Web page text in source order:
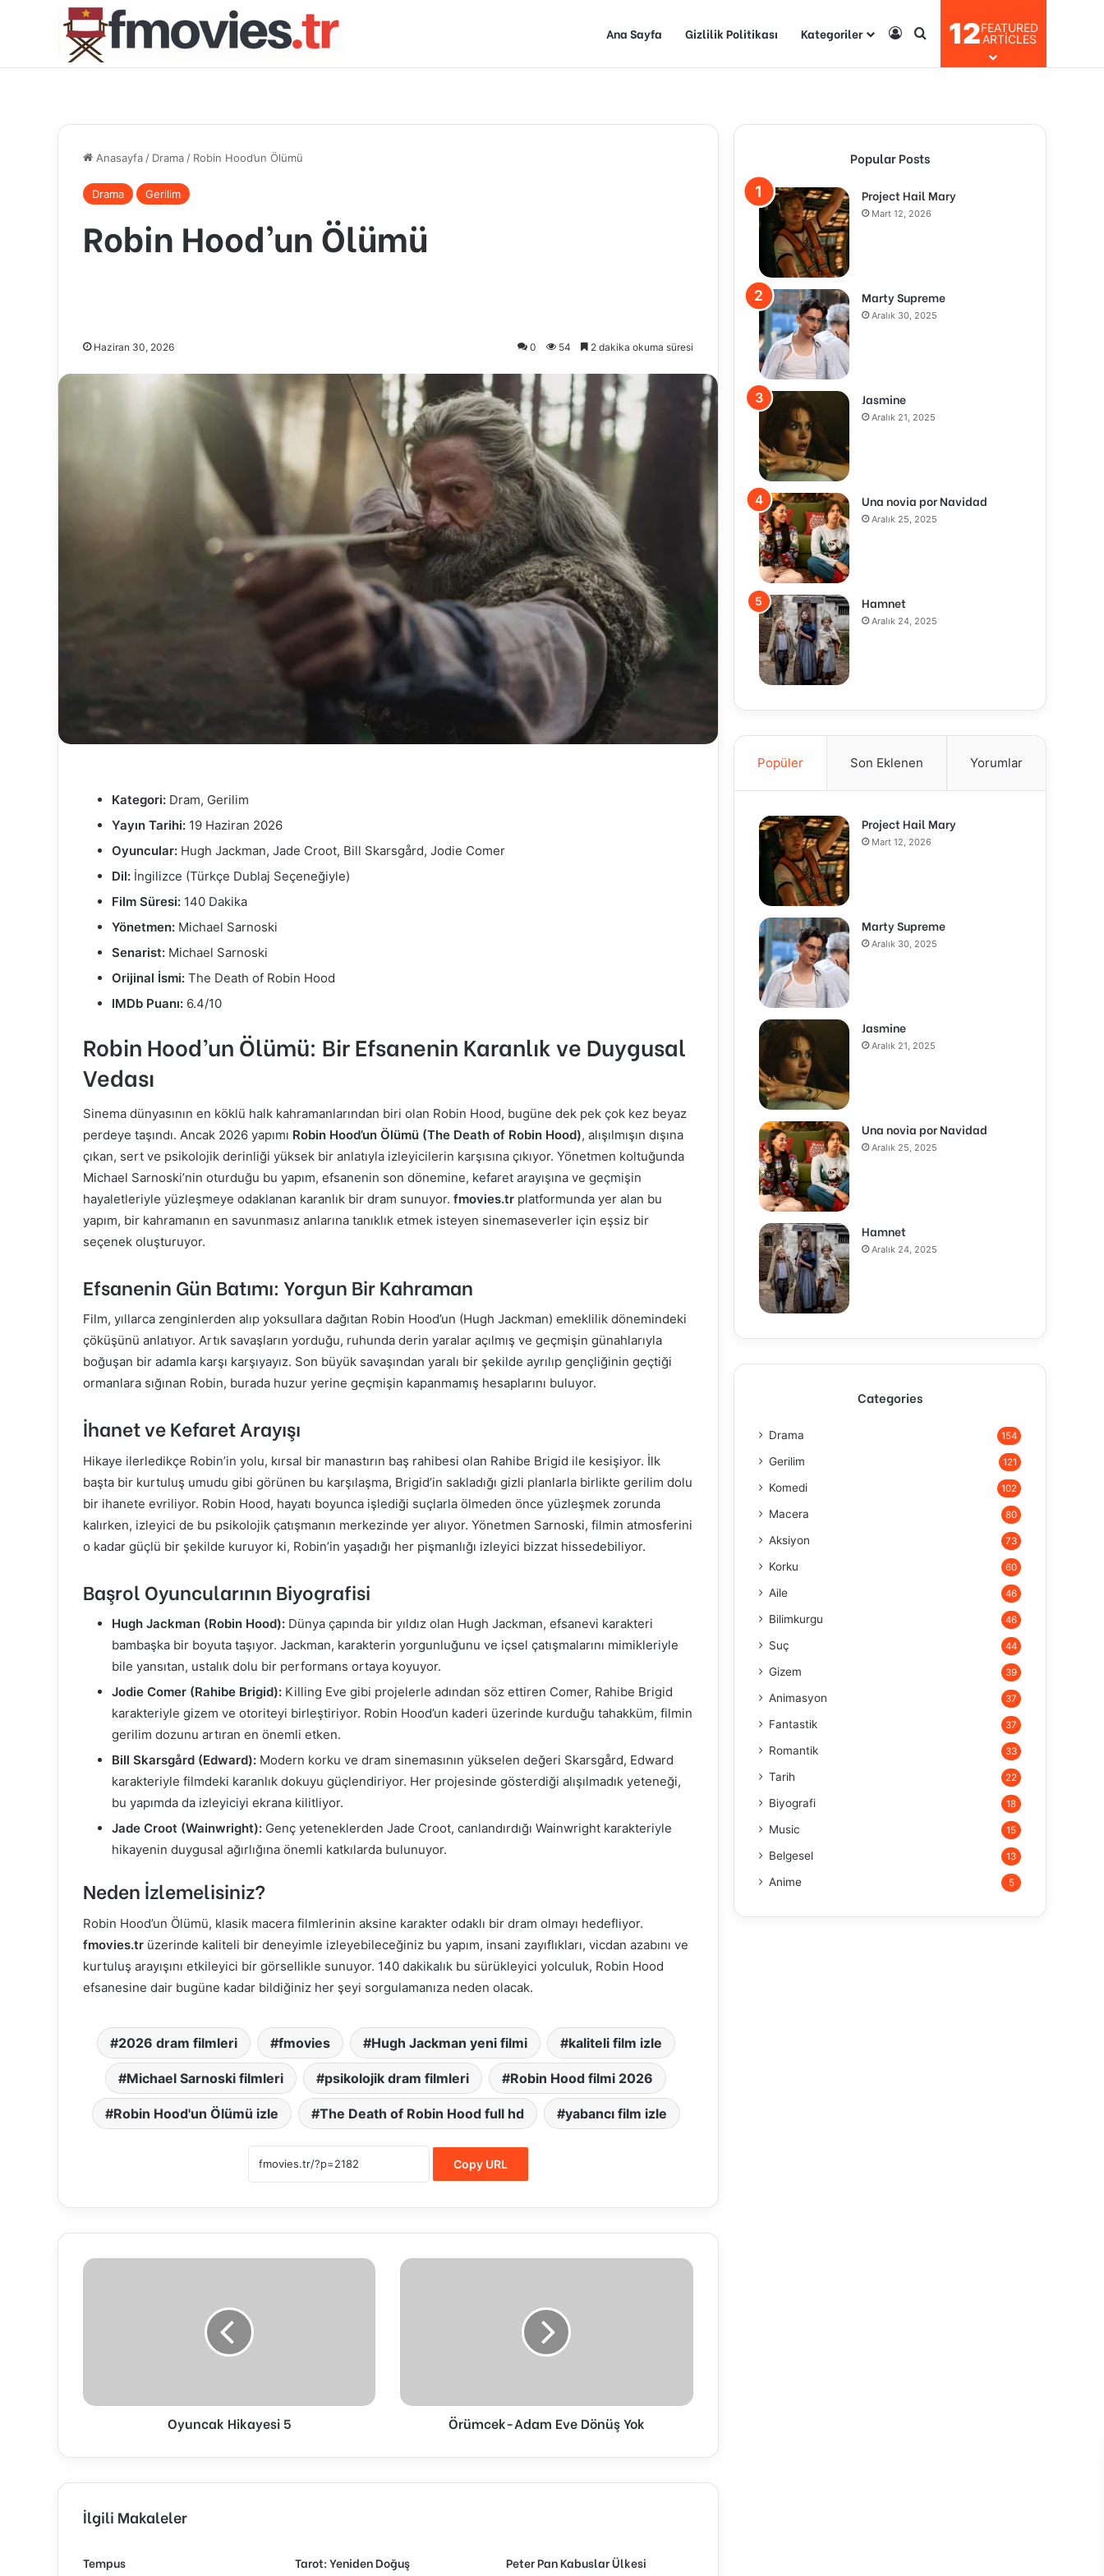
Ana Sayfa Gizlilik Politikası Kategoriler Kayıt OlArama yap ...
12FEATURED
ARTICLES
Anasayfa / Drama / Robin Hood’un Ölümü
Drama Gerilim
Robin Hood’un Ölümü
Haziran 30, 2026 0 54 2 dakika okuma süresi
Kategori: Dram, Gerilim
Yayın Tarihi: 19 Haziran 2026
Oyuncular: Hugh Jackman, Jade Croot, Bill Skarsgård, Jodie Comer
Dil: İngilizce (Türkçe Dublaj Seçeneğiyle)
Film Süresi: 140 Dakika
Yönetmen: Michael Sarnoski
Senarist: Michael Sarnoski
Orijinal İsmi: The Death of Robin Hood
IMDb Puanı: 6.4/10
Robin Hood’un Ölümü: Bir Efsanenin Karanlık ve Duygusal
Vedası
Sinema dünyasının en köklü halk kahramanlarından biri olan Robin Hood, bugüne dek pek çok kez beyaz
perdeye taşındı. Ancak 2026 yapımı Robin Hood’un Ölümü (The Death of Robin Hood), alışılmışın dışına
çıkan, sert ve psikolojik derinliği yüksek bir anlatıyla izleyicilerin karşısına çıkıyor. Yönetmen koltuğunda
Michael Sarnoski’nin oturduğu bu yapım, efsanenin son dönemine, kefaret arayışına ve geçmişin
hayaletleriyle yüzleşmeye odaklanan karanlık bir dram sunuyor. fmovies.tr platformunda yer alan bu
yapım, bir kahramanın en savunmasız anlarına tanıklık etmek isteyen sinemaseverler için eşsiz bir
seçenek oluşturuyor.
Efsanenin Gün Batımı: Yorgun Bir Kahraman
Film, yıllarca zenginlerden alıp yoksullara dağıtan Robin Hood’un (Hugh Jackman) emeklilik dönemindeki
çöküşünü anlatıyor. Artık savaşların yorduğu, ruhunda derin yaralar açılmış ve geçmişin günahlarıyla
boğuşan bir adamla karşı karşıyayız. Son büyük savaşından yaralı bir şekilde ayrılıp gençliğinin geçtiği
ormanlara sığınan Robin, burada huzur yerine geçmişin kapanmamış hesaplarını buluyor.
İhanet ve Kefaret Arayışı
Hikaye ilerledikçe Robin’in yolu, kırsal bir manastırın baş rahibesi olan Rahibe Brigid ile kesişiyor. İlk
başta bir kurtuluş umudu gibi görünen bu karşılaşma, Brigid’in sakladığı gizli planlarla birlikte gerilim dolu
bir ihanete evriliyor. Robin Hood, hayatı boyunca işlediği suçlarla ölmeden önce yüzleşmek zorunda
kalırken, izleyici de bu psikolojik çatışmanın merkezinde yer alıyor. Yönetmen Sarnoski, filmin atmosferini
o kadar güçlü bir şekilde kuruyor ki, Robin’in yaşadığı her pişmanlığı izleyici bizzat hissedebiliyor.
Başrol Oyuncularının Biyografisi
Hugh Jackman (Robin Hood): Dünya çapında bir yıldız olan Hugh Jackman, efsanevi karakteri
bambaşka bir boyuta taşıyor. Jackman, karakterin yorgunluğunu ve içsel çatışmalarını mimikleriyle
bile yansıtan, ustalık dolu bir performans ortaya koyuyor.
Jodie Comer (Rahibe Brigid): Killing Eve gibi projelerle adından söz ettiren Comer, Rahibe Brigid
karakteriyle gizem ve otoriteyi birleştiriyor. Robin Hood’un kaderi üzerinde kurduğu tahakküm, filmin
gerilim dozunu artıran en önemli etken.
Bill Skarsgård (Edward): Modern korku ve dram sinemasının yükselen değeri Skarsgård, Edward
karakteriyle filmdeki karanlık dokuyu güçlendiriyor. Her projesinde gösterdiği alışılmadık yeteneği,
bu yapımda da izleyiciyi ekrana kilitliyor.
Jade Croot (Wainwright): Genç yeteneklerden Jade Croot, canlandırdığı Wainwright karakteriyle
hikayenin duygusal ağırlığına önemli katkılarda bulunuyor.
Neden İzlemelisiniz?
Robin Hood’un Ölümü, klasik macera filmlerinin aksine karakter odaklı bir dram olmayı hedefliyor.
fmovies.tr üzerinde kaliteli bir deneyimle izleyebileceğiniz bu yapım, insani zayıflıkları, vicdan azabını ve
kurtuluş arayışını etkileyici bir görsellikle sunuyor. 140 dakikalık bu sürükleyici yolculuk, Robin Hood
efsanesine dair bugüne kadar bildiğiniz her şeyi sorgulamanıza neden olacak.
2026 dram filmleri fmovies Hugh Jackman yeni filmi kaliteli film izle
Michael Sarnoski filmleri psikolojik dram filmleri Robin Hood filmi 2026
Robin Hood'un Ölümü izle The Death of Robin Hood full hd yabancı film izle
Copy URL
Oyuncak Hikayesi 5 Örümcek-Adam Eve Dönüş Yok
İlgili Makaleler
Tempus Tarot: Yeniden Doğuş Peter Pan Kabuslar Ülkesi
Popular Posts
Project Hail Mary
Mart 12, 2026
Marty Supreme
Aralık 30, 2025
Jasmine
Aralık 21, 2025
Una novia por Navidad
Aralık 25, 2025
Hamnet
Aralık 24, 2025
Popüler Son Eklenen Yorumlar
Project Hail Mary
Mart 12, 2026
Marty Supreme
Aralık 30, 2025
Jasmine
Aralık 21, 2025
Una novia por Navidad
Aralık 25, 2025
Hamnet
Aralık 24, 2025
Categories
Drama 154
Gerilim 121
Komedi 102
Macera 80
Aksiyon 73
Korku 60
Aile 46
Bilimkurgu 46
Suç 44
Gizem 39
Animasyon 37
Fantastik 37
Romantik 33
Tarih 22
Biyografi 18
Music 15
Belgesel 13
Anime 5